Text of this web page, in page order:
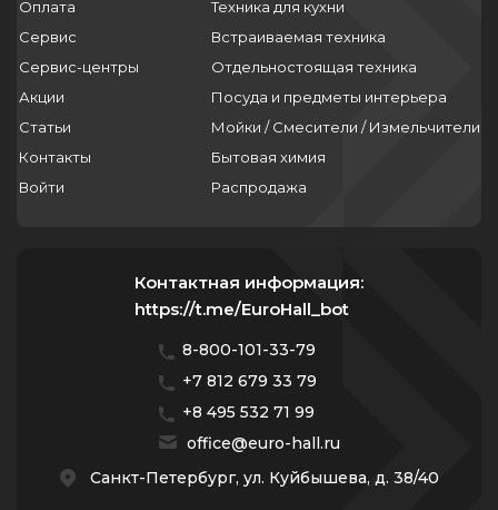
Оплата
Сервис
Сервис-центры
Акции
Статьи
Контакты
Войти
Техника для кухни
Встраиваемая техника
Отдельностоящая техника
Посуда и предметы интерьера
Мойки / Смесители / Измельчители
Бытовая химия
Распродажа
Контактная информация:
https://t.me/EuroHall_bot
8-800-101-33-79
+7 812 679 33 79
+8 495 532 71 99
office@euro-hall.ru
Санкт-Петербург, ул. Куйбышева, д. 38/40